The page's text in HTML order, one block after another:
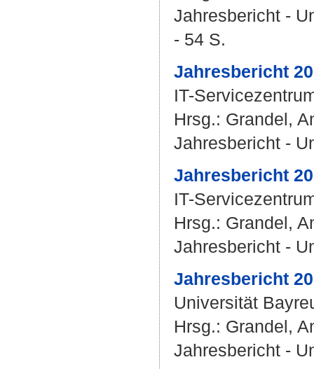
Jahresbericht -
- 54 S.
Jahresbericht
IT-
Hrsg.: Grandel,
Jahresbericht -
Jahresbericht
IT-
Hrsg.: Grandel,
Jahresbericht -
Jahresbericht
Universität
Hrsg.: Grandel,
Jahresbericht -